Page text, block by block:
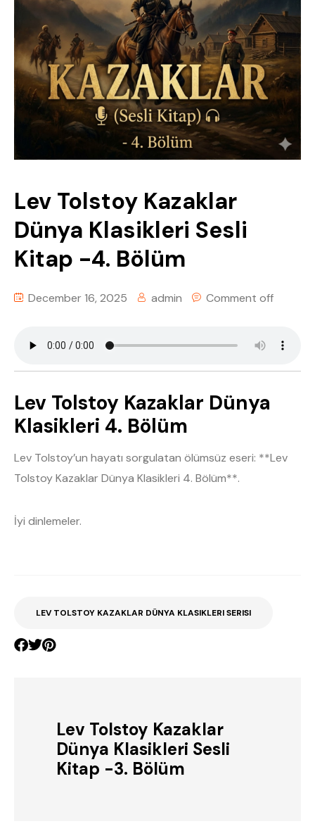
Kişisel Gelişim & Felsefe
Din & Tasavvuf
Tüm Sesli KitapLar
Dünya Klasikleri
Rus Edebiyatı
Fantastik & Macera
Türk Edebiyatı
Kişisel Gelişim & Felsefe
Polisiye & Gerilim
Bilim Kurgu & Distopya
Din & Tasavvuf
Lev Tolstoy Kazaklar
Dünya Klasikleri Sesli
Kitap -4. Bölüm
December 16, 2025 admin Comment off
Lev Tolstoy Kazaklar Dünya
Klasikleri 4. Bölüm
Lev Tolstoy’un hayatı sorgulatan ölümsüz eseri: **Lev
Tolstoy Kazaklar Dünya Klasikleri 4. Bölüm**.
İyi dinlemeler.
LEV TOLSTOY KAZAKLAR DÜNYA KLASIKLERI SERISI
Lev Tolstoy Kazaklar
Dünya Klasikleri Sesli
Kitap -3. Bölüm